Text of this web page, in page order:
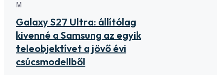
M
Galaxy S27 Ultra: állítólag
kivenné a Samsung az egyik
teleobjektívet a jövő évi
csúcsmodellből